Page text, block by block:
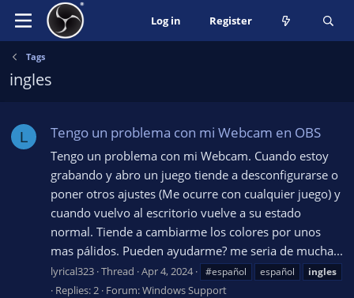
Log in Register
Tags
ingles
L Tengo un problema con mi Webcam en OBS
Tengo un problema con mi Webcam. Cuando estoy
grabando y abro un juego tiende a desconfigurarse o
poner otros ajustes (Me ocurre con cualquier juego) y
cuando vuelvo al escritorio vuelve a su estado
normal. Tiende a cambiarme los colores por unos
mas pálidos. Pueden ayudarme? me seria de mucha...
lyrical323 Thread Apr 4, 2024 #español español ingles
Replies: 2 Forum:Windows Support